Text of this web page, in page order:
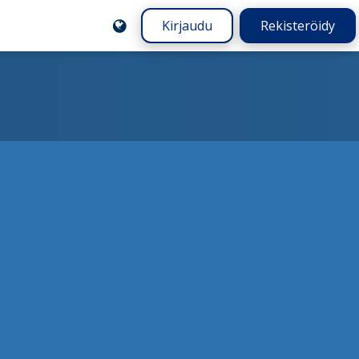
Kirjaudu Rekisteröidy